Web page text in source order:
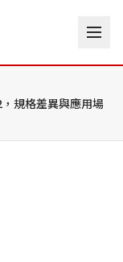
規格差異與應用場